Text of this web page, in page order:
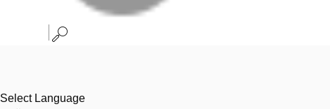
Select Language